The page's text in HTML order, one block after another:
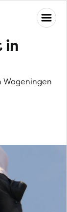
in
Wageningen